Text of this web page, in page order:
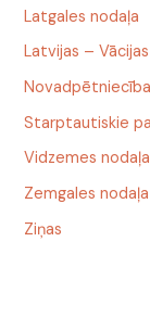
Latgales nodaļa
Latvijas –
Starptautiskie
Vidzemes nodaļa
Zemgales nodaļa
Ziņas